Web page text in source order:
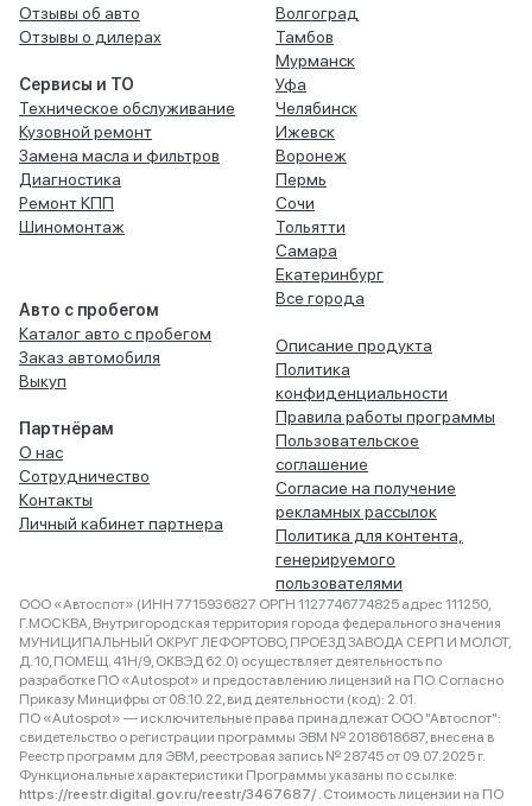
Отзывы об авто
Отзывы о дилерах
Сервисы и ТО
Техническое обслуживание
Кузовной ремонт
Замена масла и фильтров
Диагностика
Ремонт КПП
Шиномонтаж
Авто с пробегом
Каталог авто с пробегом
Заказ автомобиля
Выкуп
Партнёрам
О нас
Сотрудничество
Контакты
Личный кабинет партнера
Волгоград
Тамбов
Мурманск
Уфа
Челябинск
Ижевск
Воронеж
Пермь
Сочи
Тольятти
Самара
Екатеринбург
Все города
Описание продукта
Политика
конфиденциальности
Правила работы программы
Пользовательское
соглашение
Согласие на получение
рекламных рассылок
Политика для контента,
генерируемого
пользователями
ООО «Автоспот» (ИНН 7715936827 ОРГН 1127746774825 адрес 111250,
Г.МОСКВА, Внутригородская территория города федерального значения
МУНИЦИПАЛЬНЫЙ ОКРУГ ЛЕФОРТОВО, ПРОЕЗД ЗАВОДА СЕРП И МОЛОТ,
Д. 10, ПОМЕЩ. 41Н/9, ОКВЭД 62.0) осуществляет деятельность по
разработке ПО «Autospot» и предоставлению лицензий на ПО. Согласно
Приказу Минцифры от 08.10.22, вид деятельности (код): 2.01.
ПО «Autospot» — исключительные права принадлежат ООО "Автоспот":
свидетельство о регистрации программы ЭВМ № 2018618687, внесена в
Реестр программ для ЭВМ, реестровая запись № 28745 от 09.07.2025 г.
Функциональные характеристики Программы указаны по ссылке:
https://reestr.digital.gov.ru/reestr/3467687/ . Стоимость лицензии на ПО